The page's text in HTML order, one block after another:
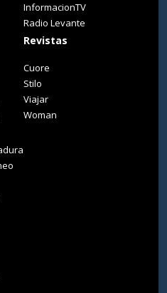
InformacionTV
Radio Levante
Revistas
Cuore
Stilo
Viajar
Woman